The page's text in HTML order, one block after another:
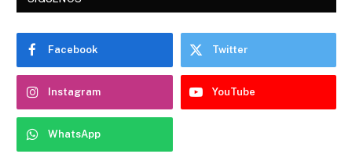
Facebook Twitter
Instagram YouTube
WhatsApp